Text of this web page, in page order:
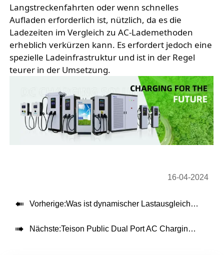
Langstreckenfahrten oder wenn schnelles
Aufladen erforderlich ist, nützlich, da es die
Ladezeiten im Vergleich zu AC-Lademethoden
erheblich verkürzen kann. Es erfordert jedoch eine
spezielle Ladeinfrastruktur und ist in der Regel
teurer in der Umsetzung.
16-04-2024
 Vorherige:Was ist dynamischer Lastausgleich und Lastmanagement?
 Nächste:Teison Public Dual Port AC Charging Pile Installed in Poland